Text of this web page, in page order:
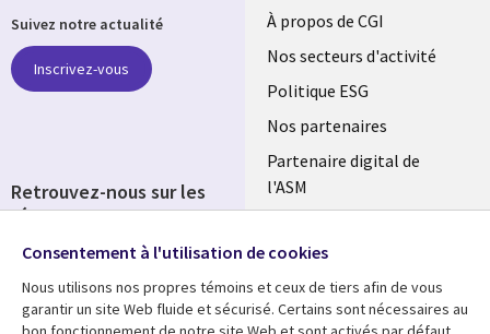
Useful
links
FRANCE
À propos de CGI
Nos secteurs d'activité
Politique ESG
Nos partenaires
Partenaire digital de
l'ASM
Fusions
Suivez notre actualité
Inscrivez-vous
Retrouvez-nous sur les
réseaux
Social
Media
FRANCE
Consentement à l'utilisation de cookies
Nous utilisons nos propres témoins et ceux de tiers afin de vous
garantir un site Web fluide et sécurisé. Certains sont nécessaires au